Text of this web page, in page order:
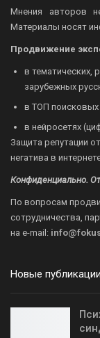
Мнения авторов
Материалы носят
Продвижение
в тематических,
зарубежных
в ТОП поисковых
в нейросетях
Защита репутации
негатива в
Конфиденциально.
По вопросам
сотрудничества,
на e-mail:
Новые публикации